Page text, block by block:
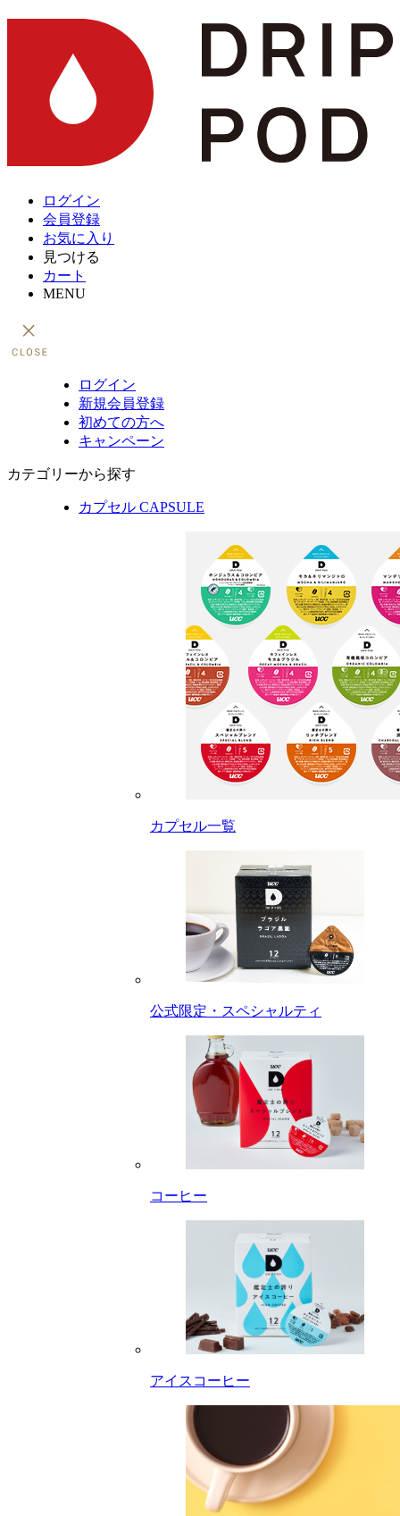
ログイン
会員登録
お気に入り
見つける
カート
MENU
ログイン
新規会員登録
初めての方へ
キャンペーン
カテゴリーから探す
カプセル CAPSULE
カプセル一覧
公式限定・スペシャルティ
コーヒー
アイスコーヒー